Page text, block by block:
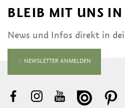
BLEIB MIT UNS
News und Infos direkt in
NEWSLETTER ANMELDEN